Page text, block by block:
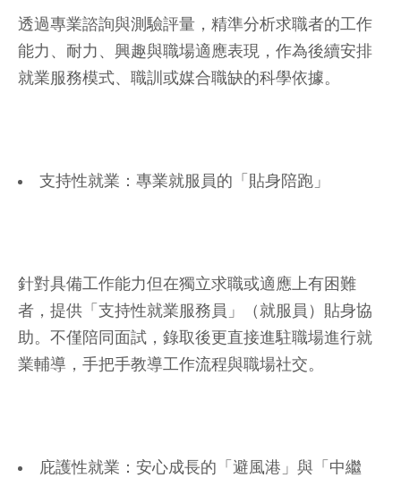
透過專業諮詢與測驗評量，精準分析求職者的工作
能力、耐力、興趣與職場適應表現，作為後續安排
就業服務模式、職訓或媒合職缺的科學依據。
支持性就業：專業就服員的「貼身陪跑」
針對具備工作能力但在獨立求職或適應上有困難
者，提供「支持性就業服務員」（就服員）貼身協
助。不僅陪同面試，錄取後更直接進駐職場進行就
業輔導，手把手教導工作流程與職場社交。
庇護性就業：安心成長的「避風港」與「中繼